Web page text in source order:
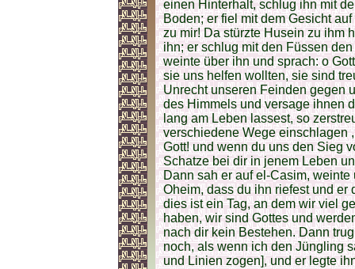
einen Hinterhalt, schlug ihn mit
Boden; er fiel mit dem Gesicht
zu mir! Da stürzte Husein zu ihm
ihn; er schlug mit den Füssen
weinte über ihn und sprach: o
sie uns helfen wollten, sie sind
Unrecht unseren Feinden gegen
des Himmels und versage ihnen
lang am Leben lassest, so
verschiedene Wege einschlagen
Gott! und wenn du uns den Sieg
Schatze bei dir in jenem Leben
Dann sah er auf el-Casim,
Oheim, dass du ihn riefest und er
dies ist ein Tag, an dem wir viel
haben, wir sind Gottes und
nach dir kein Bestehen. Dann
noch, als wenn ich den Jüngling
und Linien zogen], und er legte